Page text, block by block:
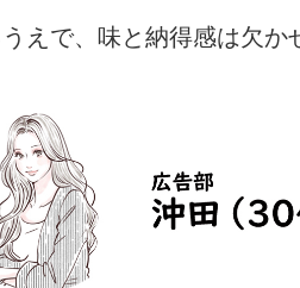
うえで、味と納得感は欠か